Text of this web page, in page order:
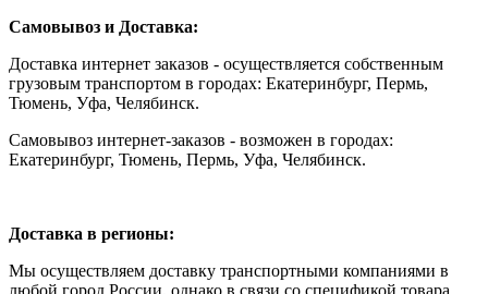
Самовывоз и Доставка:
Доставка интернет заказов - осуществляется собственным
грузовым транспортом в городах: Екатеринбург, Пермь,
Тюмень, Уфа, Челябинск.
Самовывоз интернет-заказов - возможен в городах:
Екатеринбург, Тюмень, Пермь, Уфа, Челябинск.
Доставка в регионы:
Мы осуществляем доставку транспортными компаниями в
любой город России, однако в связи со спецификой товара